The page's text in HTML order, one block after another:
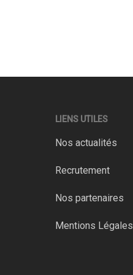
LIENS UTILES
Nos actualités
Recrutement
Nos partenaires
Mentions Légales